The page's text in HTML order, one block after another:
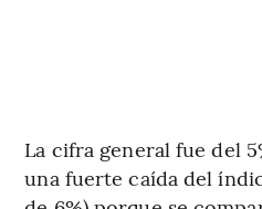
La cifra general fue del
una fuerte caída del